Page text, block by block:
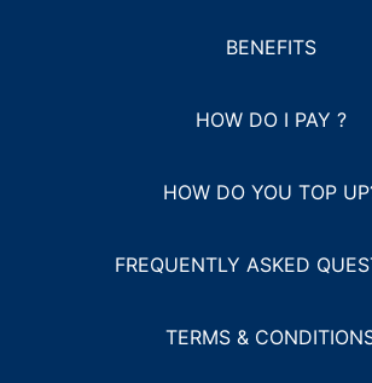
BENEFITS
HOW DO I PAY ?
HOW DO YOU TOP
FREQUENTLY ASKED
TERMS &